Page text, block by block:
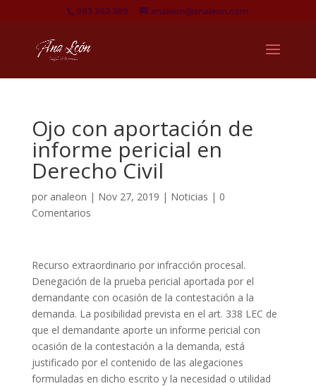
983 262 389 analeon@analeon.com
Ojo con aportación de
informe pericial en
Derecho Civil
por analeon | Nov 27, 2019 | Noticias | 0
Comentarios
Recurso extraordinario por infracción procesal.
Denegación de la prueba pericial aportada por el
demandante con ocasión de la contestación a la
demanda. La posibilidad prevista en el art. 338 LEC de
que el demandante aporte un informe pericial con
ocasión de la contestación a la demanda, está
justificado por el contenido de las alegaciones
formuladas en dicho escrito y la necesidad o utilidad